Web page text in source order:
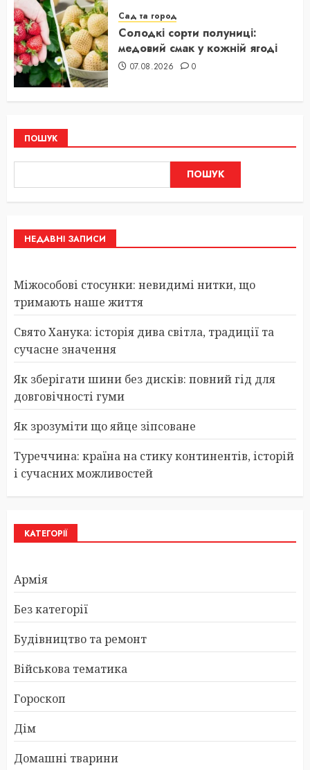
Сад та город
Солодкі сорти полуниці:
медовий смак у кожній ягоді
07.08.2026 0
ПОШУК
ПОШУК
НЕДАВНІ ЗАПИСИ
Міжособові стосунки: невидимі нитки, що
тримають наше життя
Свято Ханука: історія дива світла, традиції та
сучасне значення
Як зберігати шини без дисків: повний гід для
довговічності гуми
Як зрозуміти що яйце зіпсоване
Туреччина: країна на стику континентів, історій
і сучасних можливостей
КАТЕГОРІЇ
Армія
Без категорії
Будівництво та ремонт
Військова тематика
Гороскоп
Дім
Домашні тварини